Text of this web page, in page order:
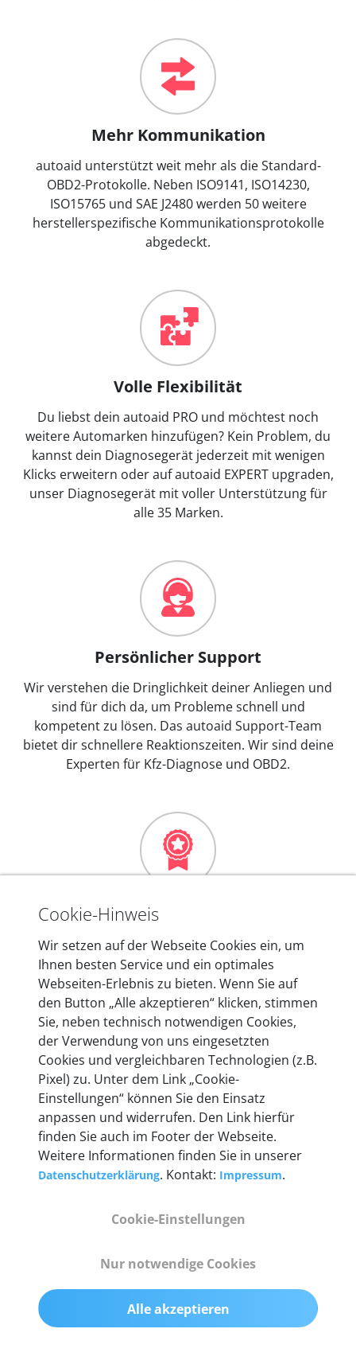
Mehr Kommunikation
autoaid unterstützt weit mehr als die Standard-
OBD2-Protokolle. Neben ISO9141, ISO14230,
ISO15765 und SAE J2480 werden 50 weitere
herstellerspezifische Kommunikationsprotokolle
abgedeckt.
Volle Flexibilität
Du liebst dein autoaid PRO und möchtest noch
weitere Automarken hinzufügen? Kein Problem, du
kannst dein Diagnosegerät jederzeit mit wenigen
Klicks erweitern oder auf autoaid EXPERT upgraden,
unser Diagnosegerät mit voller Unterstützung für
alle 35 Marken.
Persönlicher Support
Wir verstehen die Dringlichkeit deiner Anliegen und
sind für dich da, um Probleme schnell und
kompetent zu lösen. Das autoaid Support-Team
bietet dir schnellere Reaktionszeiten. Wir sind deine
Experten für Kfz-Diagnose und OBD2.
Mehr als 10 Jahre Erfahrung
In den Kfz-Diagnosegeräten von autoaid stecken
mehr als 10 Jahre Erfahrung, und auch in Zukunft
entwickeln wir unsere Produkte am Standort in
Berlin laufend weiter. Auf diese Qualität vertrauen
heute mehr als 60.000 Privatkunden und
Unternehmen.
Technische Details &
Lieferumfang
Abmessungen
Gewicht
200 g
Cookie-Hinweis
Wir setzen auf der Webseite Cookies ein, um
Ihnen besten Service und ein optimales
Webseiten-Erlebnis zu bieten. Wenn Sie auf
den Button „Alle akzeptieren“ klicken, stimmen
Sie, neben technisch notwendigen Cookies,
der Verwendung von uns eingesetzten
Cookies und vergleichbaren Technologien (z.B.
Pixel) zu. Unter dem Link „Cookie-
Einstellungen“ können Sie den Einsatz
anpassen und widerrufen. Den Link hierfür
finden Sie auch im Footer der Webseite.
Weitere Informationen finden Sie in unserer
Datenschutzerklärung. Kontakt: Impressum.
Cookie-Einstellungen
Nur notwendige Cookies
Alle akzeptieren